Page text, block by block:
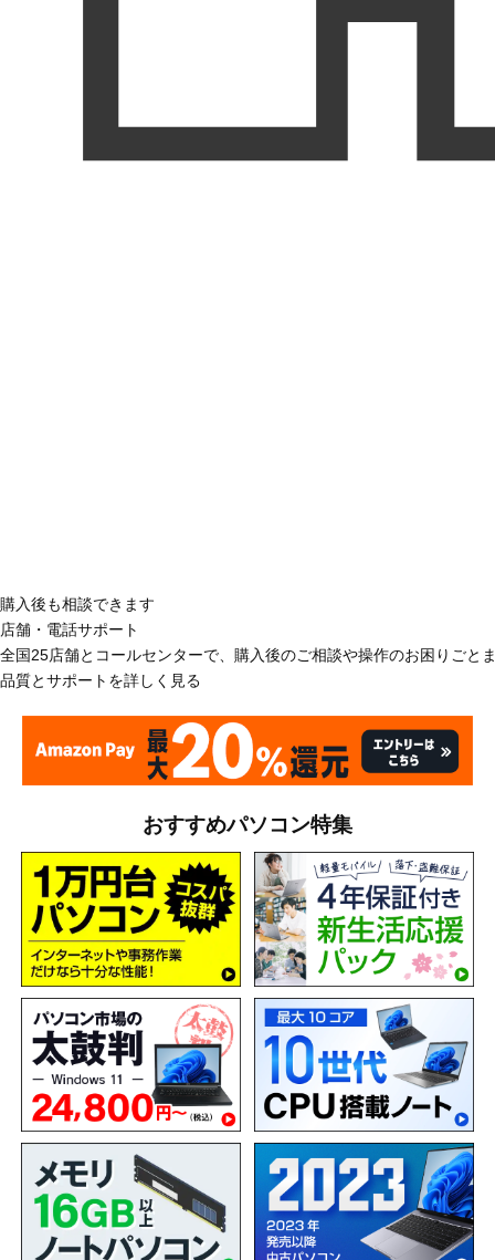
購入後も相談できます
店舗・電話サポート
全国25店舗とコールセンターで、購入後のご相談や操作のお困りごと
品質とサポートを詳しく見る
おすすめパソコン特集